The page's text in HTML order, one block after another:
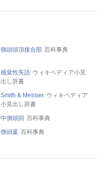
側頭頭頂接合部 百科事典
感覚性失語 ウィキペディア小見
出し辞書
Smith & Messier ウィキペディア
小見出し辞書
中側頭回 百科事典
側頭葉 百科事典